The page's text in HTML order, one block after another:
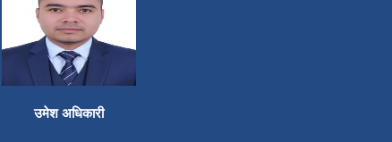
उमेश अधिकारी